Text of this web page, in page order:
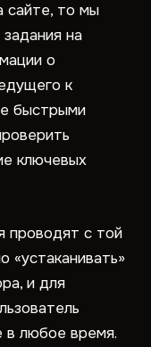
сайте, то мы
на
о
к
быстрыми
ключевых
проводят с той
«устаканивать»
и для
в любое время.